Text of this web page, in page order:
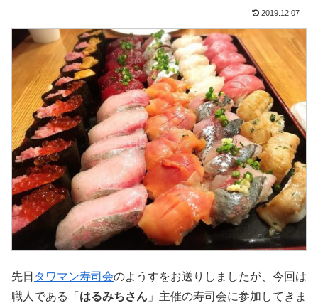
2019.12.07
先日 タワマン寿司会のようすをお送りしましたが、今回は
職人である「 はるみちさん 」主催の寿司会に参加してきま